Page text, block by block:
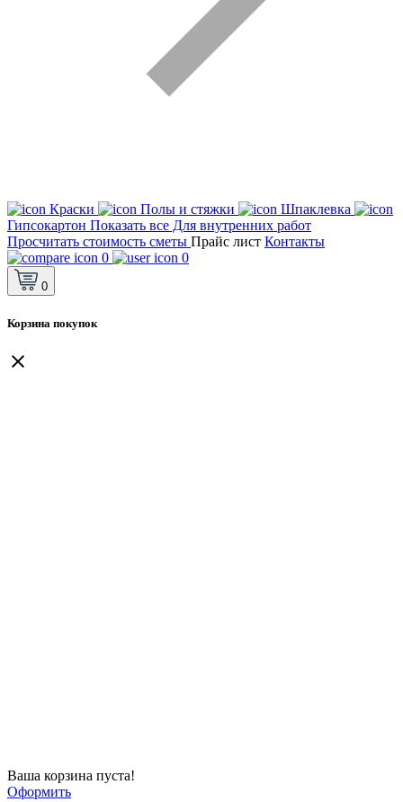
Краски Полы и стяжки
Шпаклевка
Гипсокартон Показать все Для внутренних работ
Просчитать стоимость сметы Прайс лист Контакты
0
0
0
Корзина покупок
Ваша корзина пуста!
Оформить